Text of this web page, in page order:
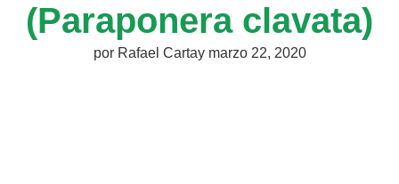
(Paraponera clavata)
por Rafael Cartay marzo 22, 2020